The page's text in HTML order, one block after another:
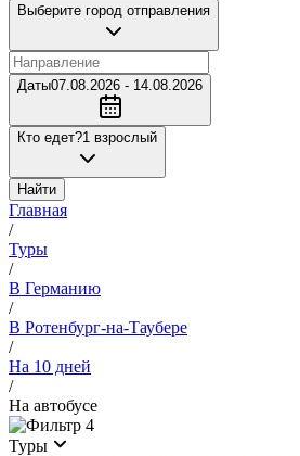
Выберите город отправления
Даты07.08.2026 - 14.08.2026
Кто едет?1 взрослый
Найти
Главная
/
Туры
/
В Германию
/
В Ротенбург-на-Таубере
/
На 10 дней
/
На автобусе
4
Туры